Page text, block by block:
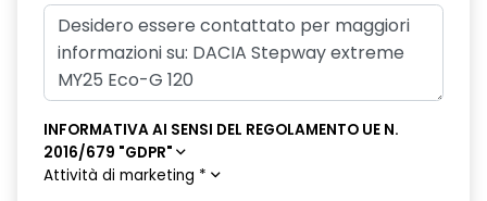
Lane departure warning avviso superamento linea con Lane
Keep Assist
Luci diurne a LED con firma luminosa
Lunotto termico
Panchetta ribaltabile frazionabile 1/3-2/3
INFORMATIVA AI SENSI DEL REGOLAMENTO UE N.
2016/679 "GDPR"
Attività di marketing *